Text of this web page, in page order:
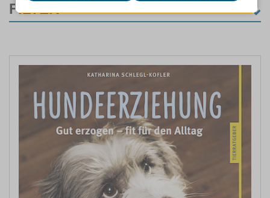
FILTER
EIGENSCHAFTEN
LEBENSPHASE
ANWENDUNG FÜR